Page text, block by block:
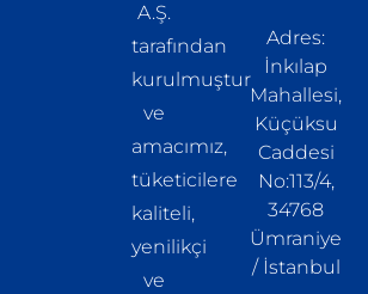
A.Ş.
tarafından
kurulmuştur
ve
amacımız,
tüketicilere
kaliteli,
yenilikçi
ve
Adres:
İnkılap
Mahallesi,
Küçüksu
Caddesi
No:113/4,
34768
Ümraniye
/ İstanbul